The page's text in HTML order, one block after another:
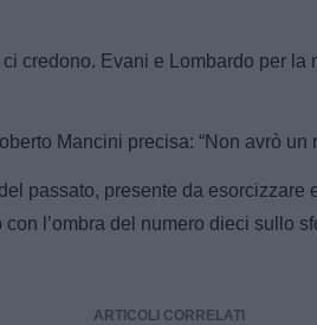
credono. Evani e Lombardo per la
Mancini precisa: “Non avrò un
passato, presente da esorcizzare
l’ombra del numero dieci sullo
ARTICOLI CORRELATI